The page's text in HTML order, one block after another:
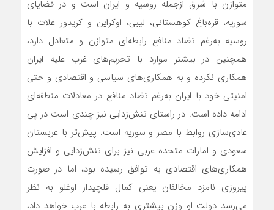
متوازن با شرق ‌ازجمله روسیه و ایران است و در قضایای
سوریه، قره‌باغ کوهستانی، لیبی، اوکراین و کریدور غلات با
روسیه به‌رغم تضاد منافع رابطه‌ای متوازن و متعادل دارد،
همچنین در بیشتر موارد با تحریم‌های غرب علیه ایران
همکاری نکرده و به همکاری‌های سیاسی و اقتصادی و حتی
امنیتی خود با ایران به‌رغم تضاد منافع در معادلات منطقه‌ای
ادامه داده است. در راستای تنش‌زدایی نیز چندی است در پی
عادی‌سازی روابط با مصر و سوریه است. پیش‌تر با عربستان
سعودی و امارات متحده عربی نیز برای تنش‌زدایی و افزایش
همکاری‌های اقتصادی به توافق رسیده بود، اما در صورت
پیروزی نامزد مخالفان یعنی کمال قلچیدار اوغلو به نظر
می‌رسد دولت او وزن بیشتری به رابطه با غرب خواهد داد،